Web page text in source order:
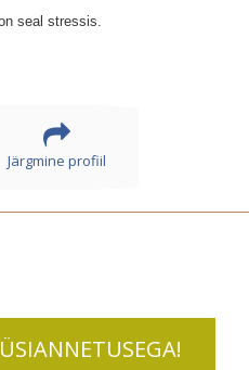
seal stressis.
Järgmine profiil